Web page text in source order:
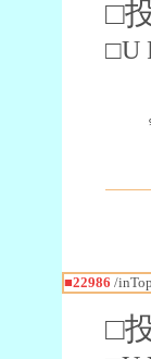
□
□U
■22986 /
□